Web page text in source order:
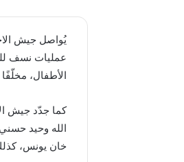
عمليات نسف
الأطفال،
كما جدّد جيش
الله وحيد
خان يونس، كذلك استشهد 3 فلسطينيين من عائلة أبو لبدة قد